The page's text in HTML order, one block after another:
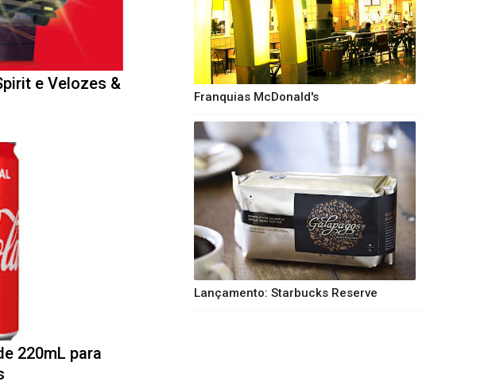
e Velozes &
220mL para
Franquias McDonald's
Lançamento: Starbucks Reserve